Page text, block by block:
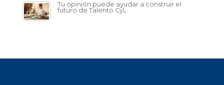
Tu opinión puede ayudar a construir el
futuro de Talento CyL